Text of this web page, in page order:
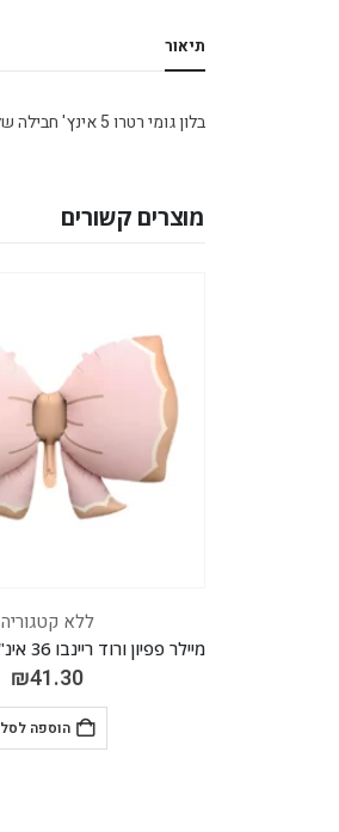
תיאור
בלון גומי רטרו 5 אינץ' חבילה של 100 יח' LIGHT COFFEE 153
מוצרים קשורים
ללא קטגוריה
מיילר לב אדום 63 אינ"ץ
₪30.00
הוספה לסל